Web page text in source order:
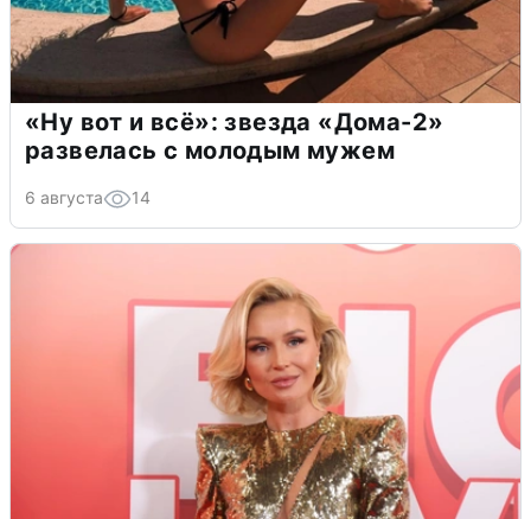
«Ну вот и всё»: звезда «Дома-2»
развелась с молодым мужем
6 августа 14